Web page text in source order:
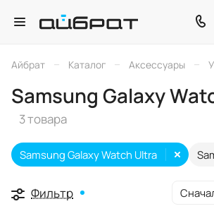
Айбрат – Каталог – Аксессуары –
Samsung Galaxy
3 товара
Samsung Galaxy Watch Ultra
Фильтр